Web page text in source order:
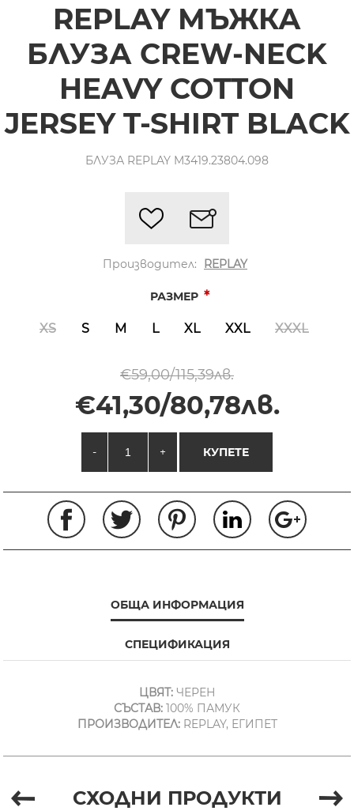
REPLAY МЪЖКА
БЛУЗА CREW-NECK
HEAVY COTTON
JERSEY T-SHIRT BLACK
БЛУЗА REPLAY M3419.23804.098
Производител: REPLAY
РАЗМЕР *
XS S M L XL XXL XXXL
€59,00/115,39лв.
€41,30/80,78лв.
- + КУПЕТЕ
ОБЩА ИНФОРМАЦИЯ
СПЕЦИФИКАЦИЯ
ЦВЯТ:ЧЕРЕН
СЪСТАВ: 100% ПАМУК
ПРОИЗВОДИТЕЛ:REPLAY, ЕГИПЕТ
СХОДНИ ПРОДУКТИ